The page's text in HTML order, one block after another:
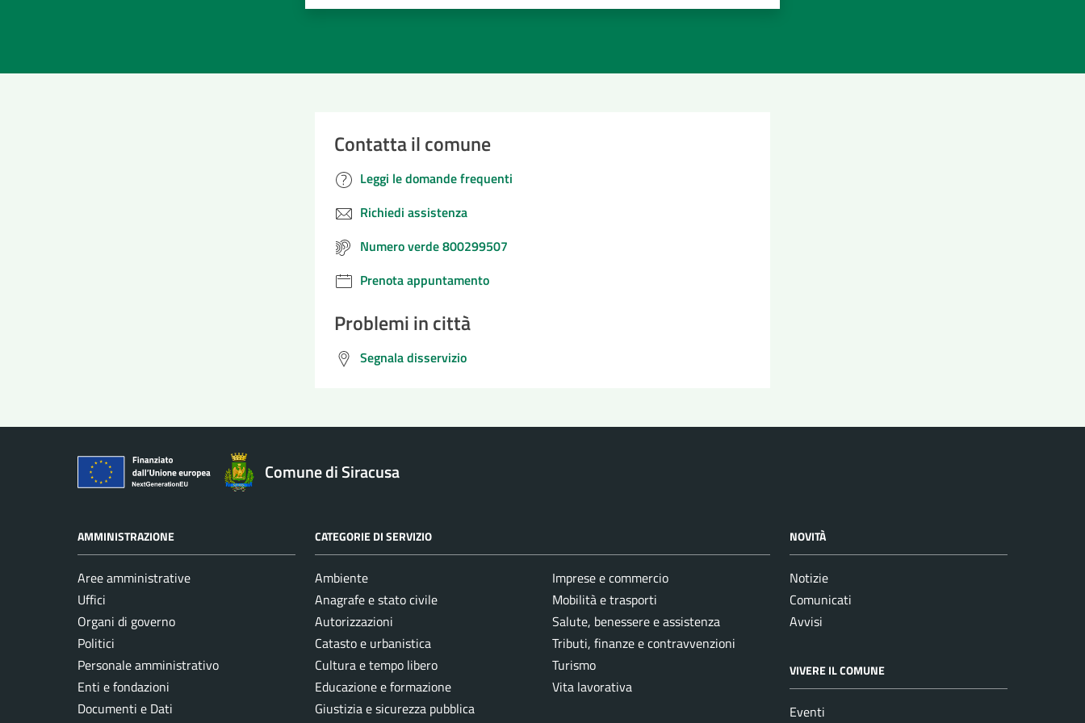
Contatta il comune
Leggi le domande frequenti
Richiedi assistenza
Numero verde 800299507
Prenota appuntamento
Problemi in città
Segnala disservizio
Comune di Siracusa
AMMINISTRAZIONE
Aree amministrative
Uffici
Organi di governo
Politici
Personale amministrativo
Enti e fondazioni
Documenti e Dati
CATEGORIE DI SERVIZIO
Ambiente
Anagrafe e stato civile
Autorizzazioni
Catasto e urbanistica
Cultura e tempo libero
Educazione e formazione
Giustizia e sicurezza pubblica
Imprese e commercio
Mobilità e trasporti
Salute, benessere e assistenza
Tributi, finanze e contravvenzioni
Turismo
Vita lavorativa
NOVITÀ
Notizie
Comunicati
Avvisi
VIVERE IL COMUNE
Eventi